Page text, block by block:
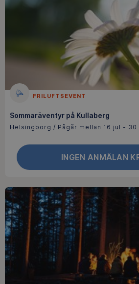
FRILUFTSEVENT
Sommaräventyr på Kullaberg
Helsingborg / Pågår mellan 16 jul - 30
INGEN ANMÄLAN